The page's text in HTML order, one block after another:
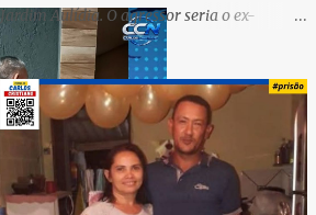
DE SEGURANÇA
Jardim Aulídia. O agressor seria o ex-
companheiro, com quem manteve um
relacionamento de quase três anos e com
quem tem uma filha. Segundo Karine,
durante todo o dia anterior, o suspeito
enviou mensagens insistindo para reatar o
relacionamento, mas ela deixou claro que
não queria. Naquela noite, a vítima recebeu